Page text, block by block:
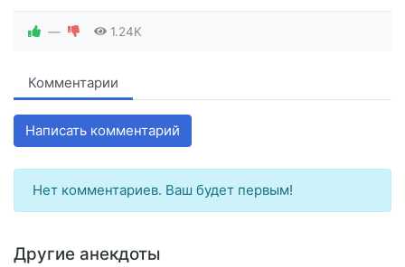
— 1.24K
Комментарии
Написать комментарий
Нет комментариев. Ваш будет первым!
Другие анекдоты